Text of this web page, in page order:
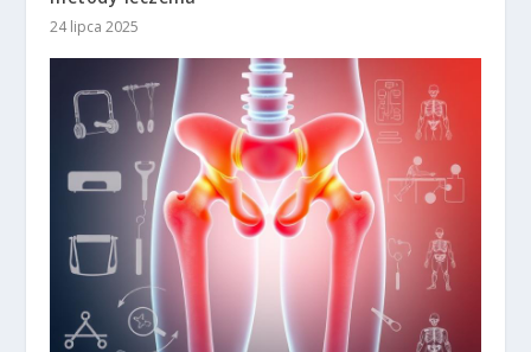
24 lipca 2025